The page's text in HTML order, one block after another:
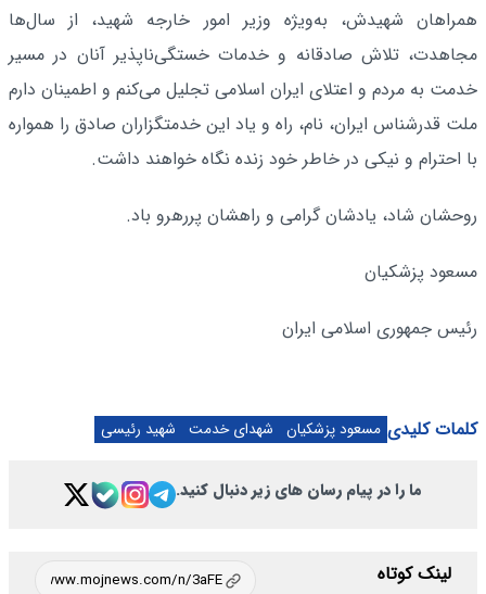
همراهان شهیدش، به‌ویژه وزیر امور خارجه شهید، از سال‌ها
مجاهدت، تلاش صادقانه و خدمات خستگی‌ناپذیر آنان در مسیر
خدمت به مردم و اعتلای ایران اسلامی تجلیل می‌کنم و اطمینان دارم
ملت قدرشناس ایران، نام، راه و یاد این خدمتگزاران صادق را همواره
با احترام و نیکی در خاطر خود زنده نگاه خواهند داشت.
روحشان شاد، یادشان گرامی و راهشان پررهرو باد.
مسعود پزشکیان
رئیس جمهوری اسلامی ایران
کلمات کلیدی مسعود پزشکیان شهدای خدمت شهید رئیسی
ما را در پیام رسان های زیر دنبال کنید.
لینک کوتاه